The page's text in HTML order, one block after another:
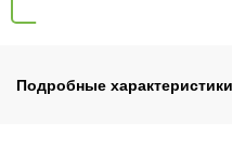
Подробные характеристики